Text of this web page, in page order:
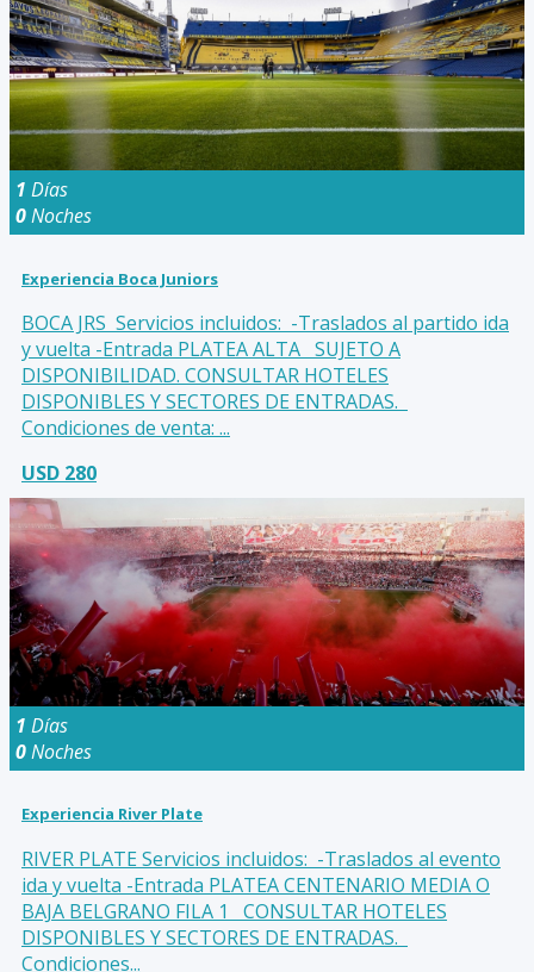
1 Días
0Noches
Experiencia Boca Juniors
BOCA JRS Servicios incluidos: -Traslados al partido ida
y vuelta -Entrada PLATEA ALTA SUJETO A
DISPONIBILIDAD. CONSULTAR HOTELES
DISPONIBLES Y SECTORES DE ENTRADAS.
Condiciones de venta: ...
USD 280
1 Días
0Noches
Experiencia River Plate
RIVER PLATE Servicios incluidos: -Traslados al evento
ida y vuelta -Entrada PLATEA CENTENARIO MEDIA O
BAJA BELGRANO FILA 1 CONSULTAR HOTELES
DISPONIBLES Y SECTORES DE ENTRADAS.
Condiciones...